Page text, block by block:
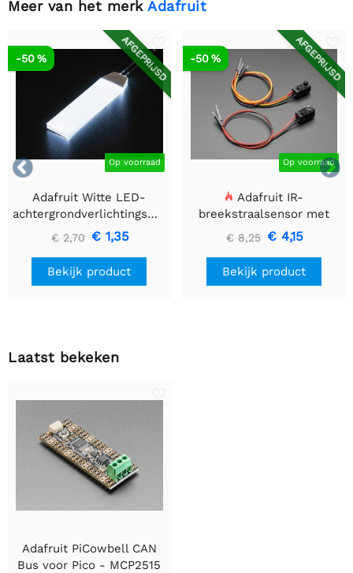
Meer van het merk Adafruit


AFGEPRIJSD
Op voorraad
-50 %
Adafruit Witte LED-
achtergrondverlichtingsmodule
- Klein 12 mm x 40 mm
€ 2,70 € 1,35
Bekijk product
AFGEPRIJSD
Op voorraad
-50 %
Adafruit IR-
breekstraalsensor met
premium draadheader
header einden - 5 mm
LED's
€ 8,25 € 4,15
Bekijk product
Laatst bekeken
Adafruit PiCowbell CAN
Bus voor Pico - MCP2515